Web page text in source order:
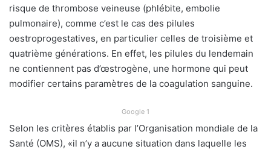
risque de thrombose veineuse (phlébite, embolie
pulmonaire), comme c’est le cas des pilules
oestroprogestatives, en particulier celles de troisième et
quatrième générations. En effet, les pilules du lendemain
ne contiennent pas d’œstrogène, une hormone qui peut
modifier certains paramètres de la coagulation sanguine.
Google 1
Selon les critères établis par l’Organisation mondiale de la
Santé (OMS), «il n’y a aucune situation dans laquelle les